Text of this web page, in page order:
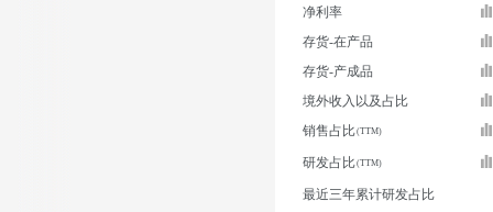
净利率
存货-在产品
存货-产成品
境外收入以及占比
销售占比
研发占比
最近三年累计研发占比